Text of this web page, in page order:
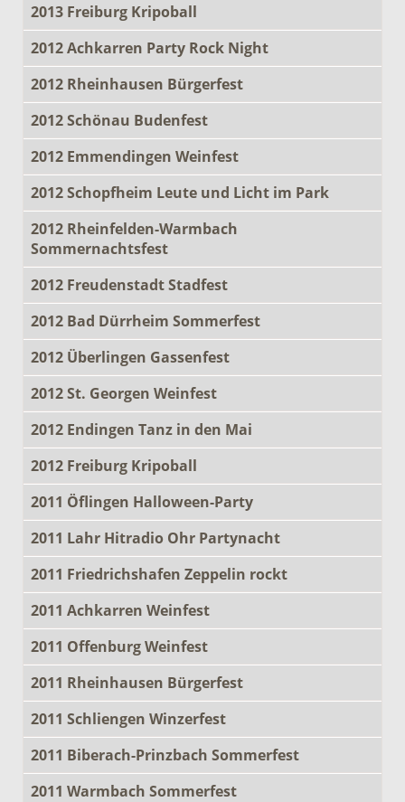
2013 Freiburg Kripoball
2012 Achkarren Party Rock Night
2012 Rheinhausen Bürgerfest
2012 Schönau Budenfest
2012 Emmendingen Weinfest
2012 Schopfheim Leute und Licht im Park
2012 Rheinfelden-Warmbach
Sommernachtsfest
2012 Freudenstadt Stadfest
2012 Bad Dürrheim Sommerfest
2012 Überlingen Gassenfest
2012 St. Georgen Weinfest
2012 Endingen Tanz in den Mai
2012 Freiburg Kripoball
2011 Öflingen Halloween-Party
2011 Lahr Hitradio Ohr Partynacht
2011 Friedrichshafen Zeppelin rockt
2011 Achkarren Weinfest
2011 Offenburg Weinfest
2011 Rheinhausen Bürgerfest
2011 Schliengen Winzerfest
2011 Biberach-Prinzbach Sommerfest
2011 Warmbach Sommerfest